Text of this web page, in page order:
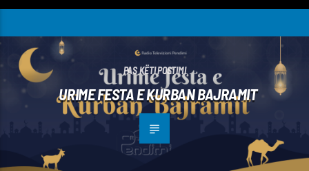
PAS KËTI POSTIMI
URIME FESTA E KURBAN BAJRAMIT